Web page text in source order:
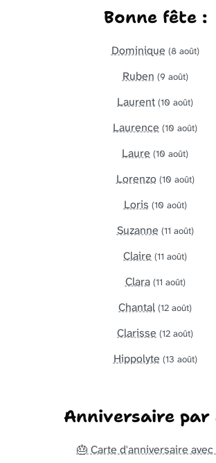
Bonne fête :
Dominique (8 août)
Ruben (9 août)
Laurent (10 août)
Laurence (10 août)
Laure (10 août)
Lorenzo (10 août)
Loris (10 août)
Suzanne (11 août)
Claire (11 août)
Clara (11 août)
Chantal (12 août)
Clarisse (12 août)
Hippolyte (13 août)
Anniversaire par
🎂 Carte d'anniversaire avec